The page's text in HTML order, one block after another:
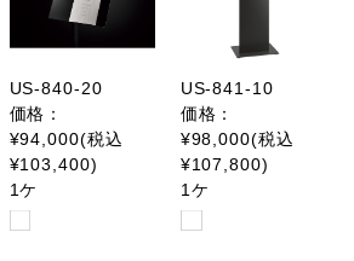
US-840-20
価格：
¥94,000(税込
¥103,400)
1ケ
US-841-10
価格：
¥98,000(税込
¥107,800)
1ケ